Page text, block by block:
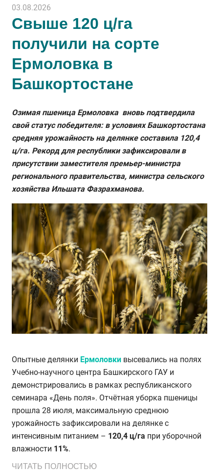
03.08.2026
Свыше 120 ц/га
получили на сорте
Ермоловка в
Башкортостане
Озимая пшеница Ермоловка вновь подтвердила
свой статус победителя: в условиях Башкортостана
средняя урожайность на делянке составила 120,4
ц/га. Рекорд для республики зафиксировали в
присутствии заместителя премьер-министра
регионального правительства, министра сельского
хозяйства Ильшата Фазрахманова.
Опытные делянки Ермоловки высевались на полях
Учебно-научного центра Башкирского ГАУ и
демонстрировались в рамках республиканского
семинара «День поля». Отчётная уборка пшеницы
прошла 28 июля, максимальную среднюю
урожайность зафиксировали на делянке с
интенсивным питанием – 120,4 ц/га при уборочной
влажности 11%.
ЧИТАТЬ ПОЛНОСТЬЮ